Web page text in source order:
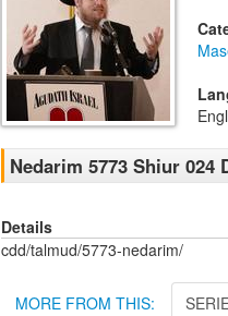
Nedarim 5773 Shiur 024
Details
cdd/talmud/5773-nedarim/
MORE FROM THIS: